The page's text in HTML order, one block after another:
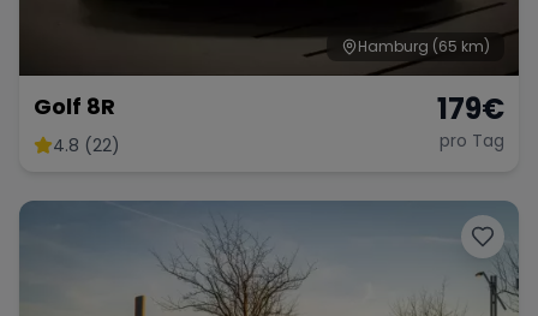
Hamburg (65 km)
Golf 8R
4.8 (22)
179€
pro Tag